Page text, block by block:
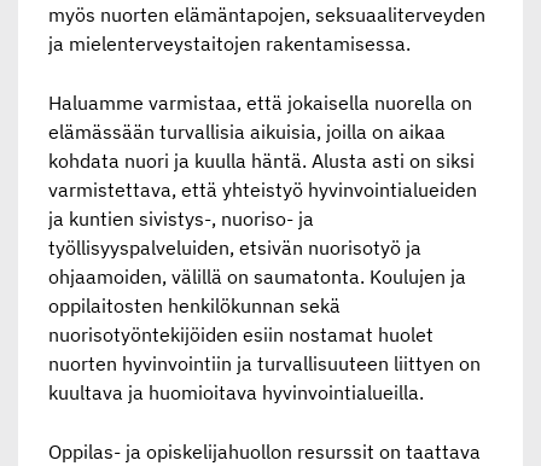
myös nuorten elämäntapojen, seksuaaliterveyden
ja mielenterveystaitojen rakentamisessa.
Haluamme varmistaa, että jokaisella nuorella on
elämässään turvallisia aikuisia, joilla on aikaa
kohdata nuori ja kuulla häntä. Alusta asti on siksi
varmistettava, että yhteistyö hyvinvointialueiden
ja kuntien sivistys-, nuoriso- ja
työllisyyspalveluiden, etsivän nuorisotyö ja
ohjaamoiden, välillä on saumatonta. Koulujen ja
oppilaitosten henkilökunnan sekä
nuorisotyöntekijöiden esiin nostamat huolet
nuorten hyvinvointiin ja turvallisuuteen liittyen on
kuultava ja huomioitava hyvinvointialueilla.
Oppilas- ja opiskelijahuollon resurssit on taattava